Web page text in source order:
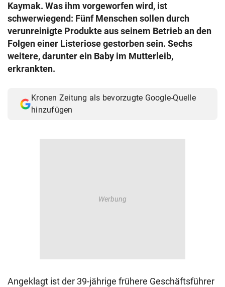
© Krone Multimedia GmbH & Co KG 2026
Muthgasse 2, 1190 Wien
Kaymak. Was ihm vorgeworfen wird, ist
schwerwiegend: Fünf Menschen sollen durch
verunreinigte Produkte aus seinem Betrieb an den
Folgen einer Listeriose gestorben sein. Sechs
weitere, darunter ein Baby im Mutterleib,
erkrankten.
Kronen Zeitung als bevorzugte Google-Quelle
hinzufügen
Angeklagt ist der 39-jährige frühere Geschäftsführer